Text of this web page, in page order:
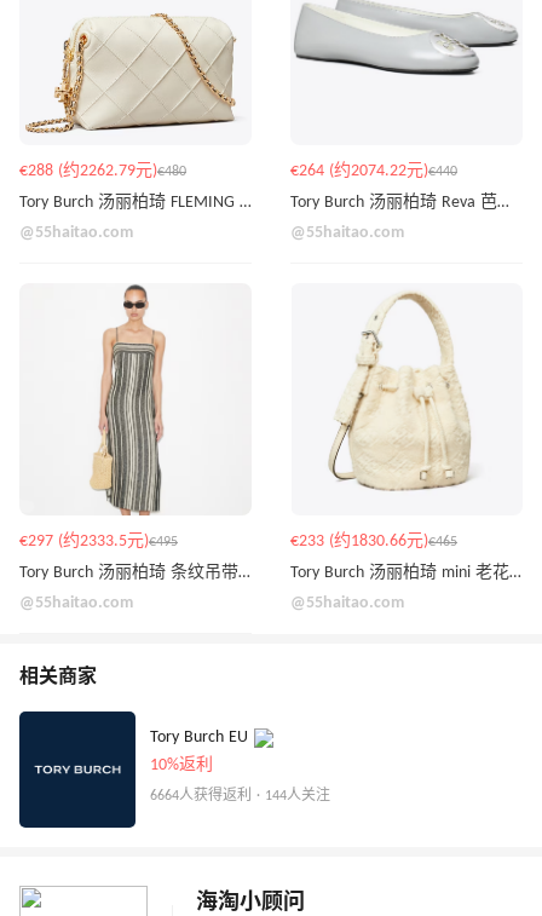
€288 (约2262.79元)€480
Tory Burch 汤丽柏琦 FLEMING 斜挎包
@55haitao.com
€264 (约2074.22元)€440
Tory Burch 汤丽柏琦 Reva 芭蕾舞鞋
@55haitao.com
€297 (约2333.5元)€495
Tory Burch 汤丽柏琦 条纹吊带裙
@55haitao.com
€233 (约1830.66元)€465
Tory Burch 汤丽柏琦 mini 老花水桶包
@55haitao.com
相关商家
Tory Burch EU
10%返利
6664人获得返利 · 144人关注
海淘小顾问